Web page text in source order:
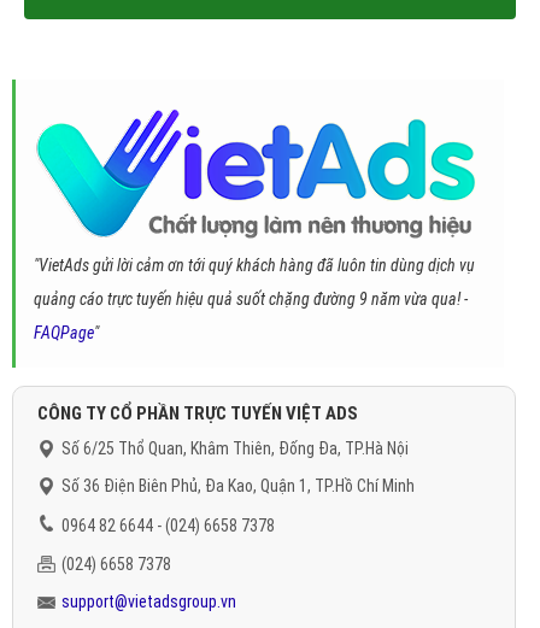
"VietAds gửi lời cảm ơn tới quý khách hàng đã luôn tin dùng dịch vụ
quảng cáo trực tuyến hiệu quả suốt chặng đường 9 năm vừa qua! -
FAQPage"
CÔNG TY CỔ PHẦN TRỰC TUYẾN VIỆT ADS
Số 6/25 Thổ Quan, Khâm Thiên, Đống Đa, TP.Hà Nội
Số 36 Điện Biên Phủ, Đa Kao, Quận 1, TP.Hồ Chí Minh
0964 82 6644 - (024) 6658 7378
(024) 6658 7378
support@vietadsgroup.vn